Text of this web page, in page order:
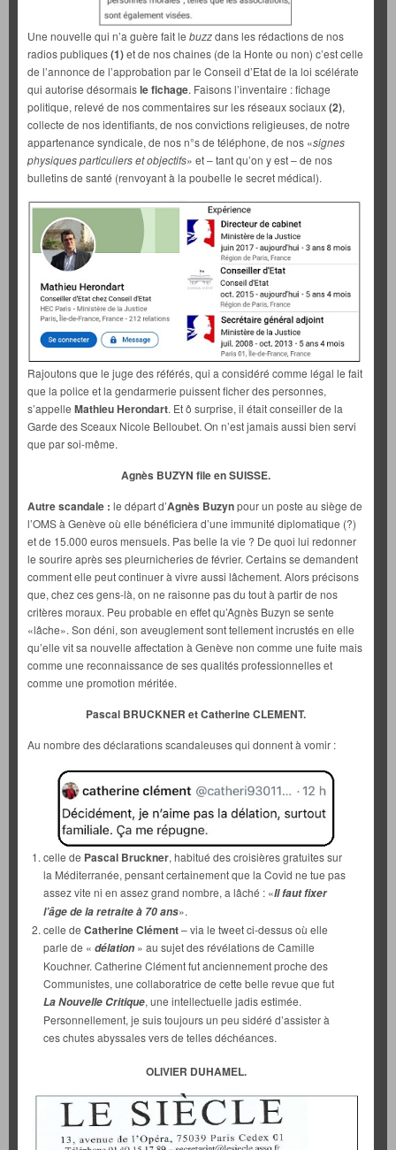
Une nouvelle qui n’a guère fait le buzzdans les rédactions de nos
radios publiques(1)et de nos chaines (de la Honte ou non) c’est celle
de l’annonce de l’approbation par le Conseil d’Etat de la loi scélérate
qui autorise désormaisle fichage. Faisons l’inventaire : fichage
politique, relevé de nos commentaires sur les réseaux sociaux(2),
collecte de nos identifiants, de nos convictions religieuses, de notre
appartenance syndicale, de nos n°s de téléphone, de nos «signes
physiques particuliers et objectifs» et – tant qu’on y est – de nos
bulletins de santé (renvoyant à la poubelle le secret médical).
Rajoutons que le juge des référés, qui a considéré comme légal le fait
que la police et la gendarmerie puissent ficher des personnes,
s’appelle Mathieu Herondart. Et ô surprise, il était conseiller de la
Garde des Sceaux Nicole Belloubet. On n’est jamais aussi bien servi
que par soi-même.
Agnès BUZYN file en SUISSE.
Autre scandale : le départ d’Agnès Buzynpour un poste au siège de
l’OMS à Genève où elle bénéficiera d’une immunité diplomatique (?)
et de 15.000 euros mensuels. Pas belle la vie ? De quoi lui redonner
le sourire après ses pleurnicheries de février. Certains se demandent
comment elle peut continuer à vivre aussi lâchement. Alors précisons
que, chez ces gens-là, on ne raisonne pas du tout à partir de nos
critères moraux. Peu probable en effet qu’Agnès Buzyn se sente
«lâche». Son déni, son aveuglement sont tellement incrustés en elle
qu’elle vit sa nouvelle affectation à Genève non comme une fuite mais
comme une reconnaissance de ses qualités professionnelles et
comme une promotion méritée.
Pascal BRUCKNER et Catherine CLEMENT.
Au nombre des déclarations scandaleuses qui donnent à vomir :
celle de Pascal Bruckner, habitué des croisières gratuites sur
la Méditerranée, pensant certainement que la Covid ne tue pas
assez vite ni en assez grand nombre, a lâché : «Il faut fixer
l’âge de la retraite à 70 ans».
celle de Catherine Clément– via le tweet ci-dessus où elle
parle de « délation » au sujet des révélations de Camille
Kouchner. Catherine Clément fut anciennement proche des
Communistes, une collaboratrice de cette belle revue que fut
La Nouvelle Critique, une intellectuelle jadis estimée.
Personnellement, je suis toujours un peu sidéré d’assister à
ces chutes abyssales vers de telles déchéances.
OLIVIER DUHAMEL.